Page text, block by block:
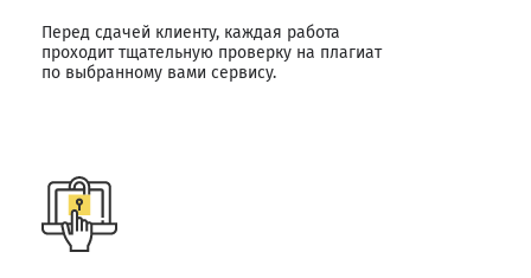
Перед сдачей клиенту, каждая работа
проходит тщательную проверку на плагиат
по выбранному вами сервису.